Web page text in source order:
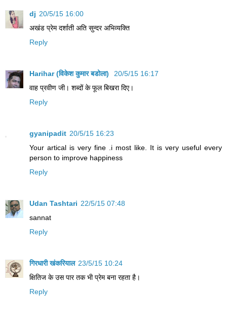
dj 20/5/15 16:00
अखंड प्रेम दर्शाती अति सुन्दर अभिव्यक्ति
Reply
Harihar (विकेश कुमार बडोला)
20/5/15 16:17
वाह प्रवीण जी। शब्‍दों के फूल बिखरा दिए।
Reply
gyanipadit 20/5/15 16:23
Your artical is very fine .i most like. It is very useful every
person to improve happiness
Reply
Udan Tashtari 22/5/15 07:48
sannat
Reply
गिरधारी खंकरियाल 23/5/15 10:24
क्षितिज के उस पार तक भी प्रेम बना रहता है।
Reply